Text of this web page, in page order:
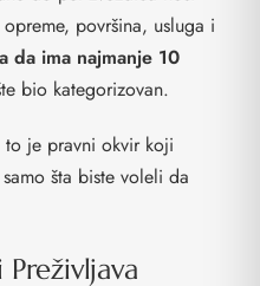
površina, usluga i
da ima najmanje 10
bio kategorizovan.
to je pravni okvir koji
šta biste voleli da